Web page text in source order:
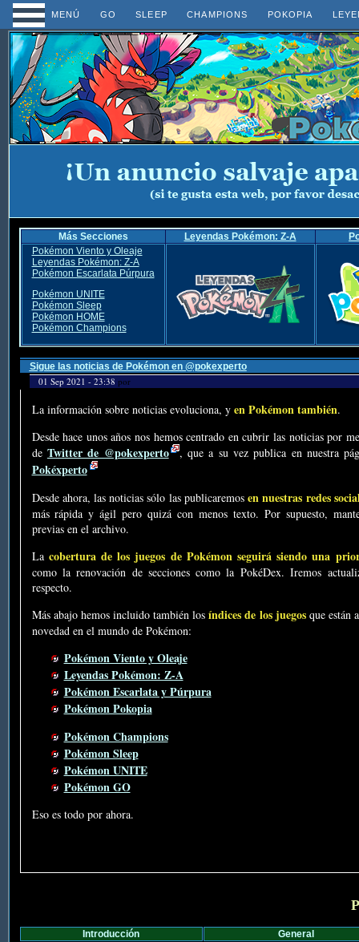
MENÚ GO SLEEP CHAMPIONS POKOPIA
Más Secciones Leyendas Pokémon: Z-A
Pokémon Viento y Oleaje
Leyendas Pokémon: Z-A
Pokémon Escarlata Púrpura
Pokémon UNITE
Pokémon Sleep
Pokémon HOME
Pokémon Champions
Sigue las noticias de Pokémon en @pokexperto
01 Sep 2021 - 23:38 por
La información sobre noticias evoluciona, y en Pokémon también.
Desde hace unos años nos hemos centrado en cubrir las noticias por
de Twitter de @pokexperto , que a su vez publica en nuestra
Pokéxperto
Desde ahora, las noticias sólo las publicaremosen nuestras redes
más rápida y ágil pero quizá con menos texto. Por supuesto,
previas en el archivo.
La cobertura de los juegos de Pokémon seguirá siendo una
como la renovación de secciones como la PokéDex. Iremos
respecto.
Más abajo hemos incluido también losíndices de los juegosque están
novedad en el mundo de Pokémon:
Pokémon Viento y Oleaje
Leyendas Pokémon: Z-A
Pokémon Escarlata y Púrpura
Pokémon Pokopia
Pokémon Champions
Pokémon Sleep
Pokémon UNITE
Pokémon GO
Eso es todo por ahora.
Introducción
General